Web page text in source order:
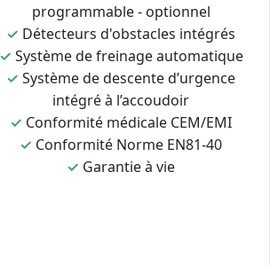
programmable - optionnel
✓ Détecteurs d'obstacles intégrés
✓ Système de freinage automatique
✓ Système de descente d’urgence
intégré à l’accoudoir
✓ Conformité médicale CEM/EMI
✓ Conformité Norme EN81-40
✓ Garantie à vie